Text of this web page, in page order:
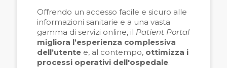
Offrendo un accesso facile e sicuro alle
informazioni sanitarie e a una vasta
gamma di servizi online, il Patient Portal
migliora l’esperienza complessiva
dell’utente e, al contempo, ottimizza i
processi operativi dell'ospedale.